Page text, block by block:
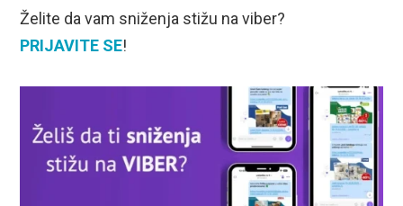
Želite da vam sniženja stižu na viber?
PRIJAVITE SE!